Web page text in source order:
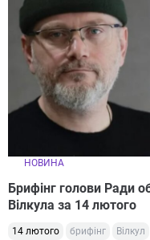
НОВИНА
Брифінг голови Ради
Вілкула за 14 лютого
14 лютого брифінг Вілкул